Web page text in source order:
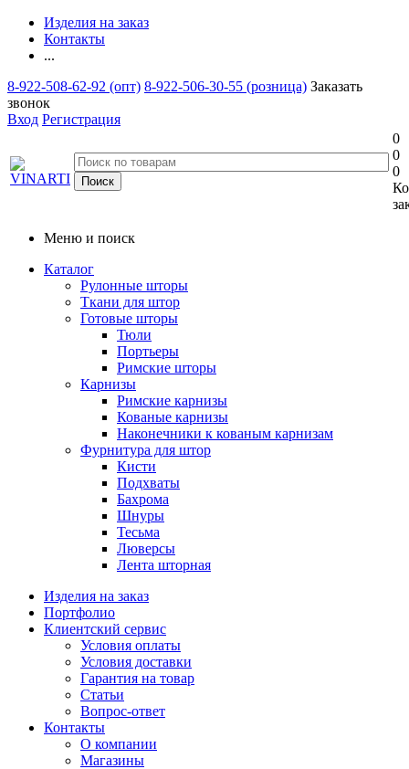
Изделия на заказ
Контакты
...
8-922-508-62-92 (опт) 8-922-506-30-55 (розница) Заказать
звонок
Вход Регистрация
0
0
0
Меню и поиск
Каталог
Рулонные шторы
Ткани для штор
Готовые шторы
Тюли
Портьеры
Римские шторы
Карнизы
Римские карнизы
Кованые карнизы
Наконечники к кованым карнизам
Фурнитура для штор
Кисти
Подхваты
Бахрома
Шнуры
Тесьма
Люверсы
Лента шторная
Изделия на заказ
Портфолио
Клиентский сервис
Условия оплаты
Условия доставки
Гарантия на товар
Статьи
Вопрос-ответ
Контакты
О компании
Магазины